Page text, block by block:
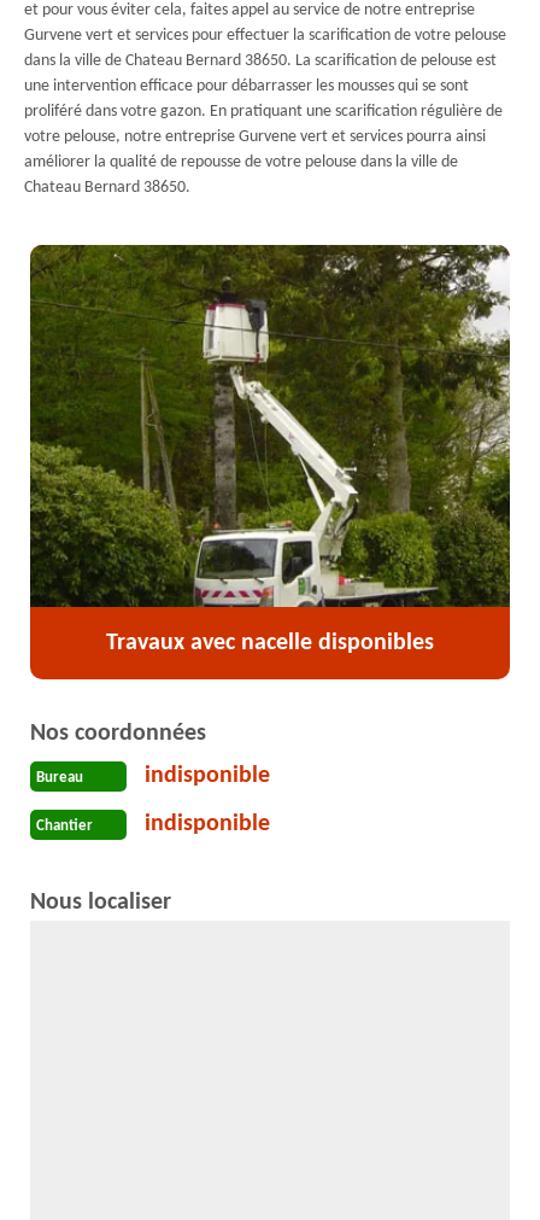
et pour vous éviter cela, faites appel au service de notre entreprise
Gurvene vert et services pour effectuer la scarification de votre pelouse
dans la ville de Chateau Bernard 38650. La scarification de pelouse est
une intervention efficace pour débarrasser les mousses qui se sont
proliféré dans votre gazon. En pratiquant une scarification régulière de
votre pelouse, notre entreprise Gurvene vert et services pourra ainsi
améliorer la qualité de repousse de votre pelouse dans la ville de
Chateau Bernard 38650.
Travaux avec nacelle disponibles
Nos coordonnées
Bureau indisponible
Chantier indisponible
Nous localiser